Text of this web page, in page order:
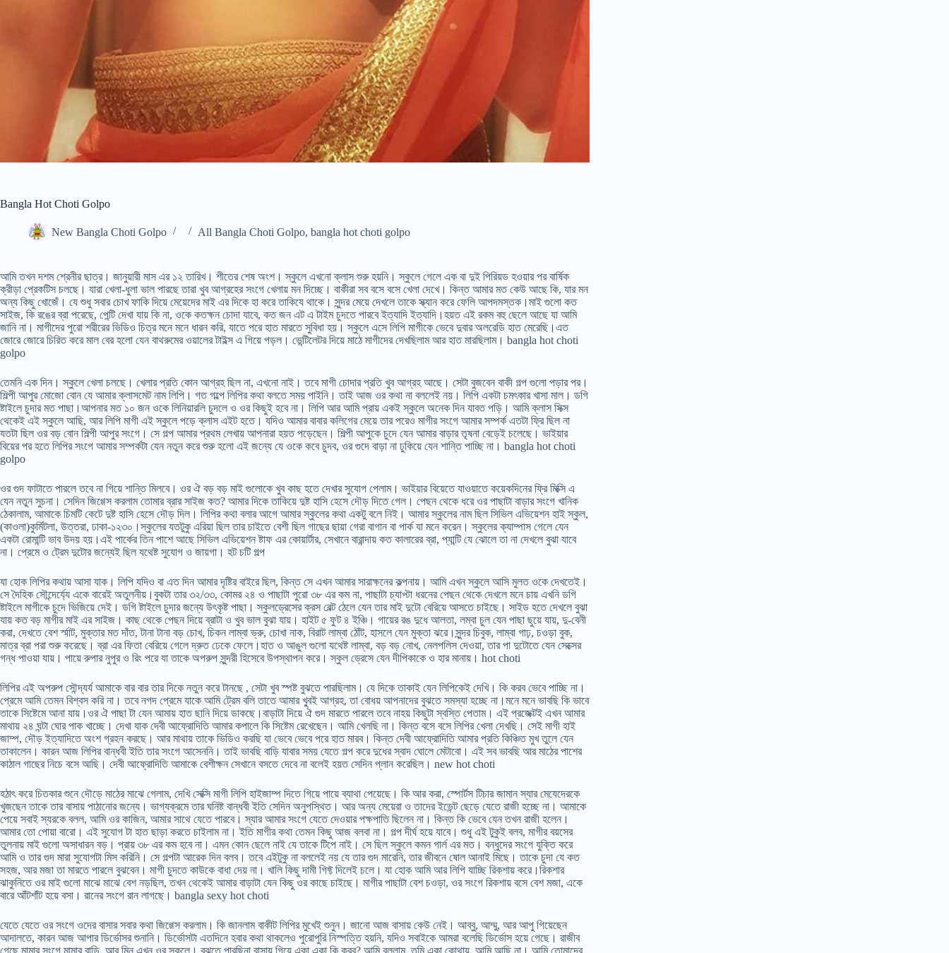
Bangla Hot Choti Golpo
New Bangla Choti Golpo All Bangla Choti Golpo, bangla hot choti golpo
আমি তখন দশম শ্রেনীর ছাত্র। জানুয়ারী মাস এর ১২ তারিখ। শীতের শেষ অংশ। স্কুলে এখনো ক্লাস শুরু হয়নি। স্কুলে গেলে এক বা দুই পিরিয়ড হওয়ার পর বার্ষিক
ক্রীড়া প্রেকটিস চলছে। যারা খেলা-ধুলা ভাল পারছে তারা খুব আগ্রহের সংগে খেলায় মন দিচ্ছে। বাকীরা সব বসে বসে খেলা দেখে। কিন্ত আমার মত কেউ আছে কি, যার মন
অন্য কিছু খোজেঁ। যে শুধু সবার চোখ ফাকি দিয়ে মেয়েদের মাই এর দিকে হা করে তাকিযে থাকে। সুন্দর মেয়ে দেখলে তাকে স্ক্যান করে ফেলি আপদমস্তক।মাই গুলো কত
সাইজ, কি রঙের ব্রা পরেছে, পেন্টি দেখা যায় কি না, ওকে কতক্ষন চোদা যাবে, কত জন এট এ টাইম চুদতে পারবে ইত্যাদি ইত্যাদি।হয়ত এই রকম বহু ছেলে আছে যা আমি
জানি না। মাগীদের পুরো শরীরের ভিডিও চিত্র মনে মনে ধারন করি, যাতে পরে হাত মারতে সুবিধা হয়। স্কুলে এসে লিপি মাগীকে ভেবে দুবার অলরেডি হাত মেরেছি।এত
জোরে জোরে চিরিত করে মাল বের হলো যেন বাথরুমের ওয়ালের টাইল্স এ গিয়ে পড়ল। ভেন্টিলেটর দিয়ে মাঠে মাগীদের দেখছিলাম আর হাত মারছিলাম। bangla hot choti
golpo
তেমনি এক দিন। স্কুলে খেলা চলছে। খেলার প্রতি কোন আগ্রহ ছিল না, এখনো নাই। তবে মাগী চোদার প্রতি খুব আগ্রহ আছে। সেটা বুজবেন বাকী গল্প গুলো পড়ার পর।
শিল্পী আপুর মোজো বোন যে আমার ক্লাসমেট নাম লিপি। গত গল্পে লিপির কথা বলতে সময় পাইনি। তাই আজ ওর কথা না বললেই নয়। লিপি একটা চমৎকার খাসা মাল। ডগি
ষ্টাইলে চুদার মত পাছা।আপনার মত ১০ জন ওকে লিনিয়ারলি চুদলে ও ওর কিছুই হবে না। লিপি আর আমি প্রায় একই স্কুলে অনেক দিন যাবত পড়ি। আমি ক্লাস সিক্স
থেকেই এই স্কুলে আছি, আর লিপি মাগী এই স্কুলে পড়ে ক্লাস এইট হতে। যদিও আমার বাবার কলিগের মেয়ে তার পরেও মাগীর সংগে আমার সম্পর্ক এতটা ফ্রি ছিল না
যতটা ছিল ওর বড় বোন শিল্পী আপুর সংগে। সে গল্প আমার প্রথম লেখায় আপনারা হয়ত পড়েছেন। শিল্পী আপুকে চুদে যেন আমার বাড়ার তৃষনা বেড়েই চলেছে। ভাইয়ার
বিয়ের পর হতে লিপির সংগে আমার সম্পর্কটা যেন নতুন করে শুরু হলো এই জন্যে যে ওকে কবে চুদব, ওর গুদে বাড়া না ঢুকিয়ে যেন শান্তি পাচ্ছি না। bangla hot choti
golpo
ওর গুদ ফাটাতে পারলে তবে না গিয়ে শান্তি মিলবে। ওর ঐ বড় বড় মাই গুলোকে খুব কাছ হতে দেখার সুযোগ পেলাম। ভাইয়ার বিয়েতে যাওয়াতে কয়েকদিনের ফ্রি মিক্সি এ
যেন নতুন সুচনা। সেদিন জিগ্গেস করলাম তোমার ব্রার সাইজ কত? আমার দিকে তাকিয়ে দুষ্ট হাসি হেসে দৌড় দিতে গেল। পেছন থেকে ধরে ওর পাছাটা বাড়ার সংগে খানিক
ঠেকালাম, আমাকে চিমটি কেটে দুষ্ট হাসি হেসে দৌড় দিল। লিপির কথা বলার আগে আমার স্কুলের কথা একটু বলে নিই। আমার স্কুলের নাম ছিল সিভিল এভিয়েশন হাই স্কুল,
(কাওলা)কুর্মিটলা, উত্তরা, ঢাকা-১২৩০।স্কুলের যতটুকু এরিয়া ছিল তার চাইতে বেশী ছিল গাছের ছায়া গেরা বাগান বা পার্ক যা মনে করেন। স্কুলের ক্যাম্পাস গেলে যেন
একটা রোমান্টি ভাব উদয় হয়।এই পার্কের তিন পাশে আছে সিভিল এভিয়েশন ষ্টাফ এর কোয়ার্টার, সেখানে বারান্দায় কত কালারের ব্রা, প্যান্টি যে ঝোলে তা না দেখলে বুঝা যাবে
না। প্রেমে ও ট্রেম দুটোর জন্যেই ছিল যথেষ্ট সুযোগ ও জায়গা। হট চটি গল্প
যা হোক লিপির কথায় আসা যাক। লিপি যদিও বা এত দিন আমার দৃষ্টির বাইরে ছিল, কিন্ত সে এখন আমার সারাক্ষনের কল্পনায়। আমি এখন স্কুলে আসি মুলত ওকে দেখতেই।
সে দৈহিক সৌন্দের্য্যে একে বারেই অতুলনীয়।বুকটা তার ৩২/৩৩, কোমর ২৪ ও পাছাটা পুরো ৩৮ এর কম না, পাছাটা চ্যাপ্টা ধরনের পেছন থেকে দেখলে মনে চায় এখনি ডগি
ষ্টাইলে মাগীকে চুদে ভিজিয়ে দেই। ডগি ষ্টাইলে চুদার জন্যে উৎকৃষ্ট পাছা। স্কুলড্রেসের ক্রস বেল্ট ঠেলে যেন তার মাই দুটো বেরিয়ে আসতে চাইছে। সাইড হতে দেখলে বুঝা
যায় কত বড় মাগীর মাই এর সাইজ। কাছ থেকে পেছন দিয়ে ব্রাটা ও খুব ভাল বুঝা যায়। হাইট ৫ ফুট ৪ ইঞ্চি। গায়ের রঙ দুধে আলতা, লম্বা চুল যেন পাছা ছুয়ে যায়, দু-বেনী
করা, দেখতে বেশ র্স্মাট, মুক্তার মত দাঁত, টানা টানা বড় চোখ, চিকন লাম্বা ভ্রু, চোখা নাক, বিরাট লাম্বা ঠোঁট, হাসলে যেন মুক্তা ঝরে।সুন্দর চিবুক, লাম্বা গাঢ়, চওড়া বুক,
মাত্র ব্রা পরা শুরু করেছে। ব্রা এর ফিতা বেরিয়ে গেলে দ্রুত ঢেকে ফেলে।হাত ও আঙুল গুলো যথেষ্ট লাম্বা, বড় বড় নোখ, নেলপলিস দেওয়া, তার পা দুটোতে যেন সেক্সের
গন্ধ পাওয়া যায়। পায়ে রুপার নুপুর ও রিং পরে যা তাকে অপরুপ সুন্দরী হিসেবে উপস্থাপন করে। স্কুল ড্রেসে যেন দীপিকাকে ও হার মানায়। hot choti
লিপির এই অপরুপ সৌন্দ্যর্য আমাকে বার বার তার দিকে নতুন করে টানছে , সেটা খুব স্পষ্ট বুঝতে পারছিলাম। যে দিকে তাকাই যেন লিপিকেই দেখি। কি করব ভেবে পাচ্ছি না।
প্রেমে আমি তেমন বিশ্বস করি না। তবে নগদ প্রেমে যাকে আমি ট্রেম বলি তাতে আমার খু্বই আগ্রহ, তা বোধয় আপনাদের বুঝতে সমস্যা হচ্ছে না।মনে মনে ভাবছি কি ভাবে
তাকে সিষ্টেমে আনা যায়।ওর ঐ পাছা টা যেন আমায় হাত ছানি দিয়ে ডাকছে।বাড়াটা দিয়ে ঐ গুদ মারতে পারলে তবে নাহয় কিছুটা স্বস্তি পেতাম। এই প্রজেক্টই এখন আমার
মাথায় ২৪ ঘন্টা ঘোর পাক খাচ্ছে। দেখা যাক দেবী আফ্রোদিতি আমার কপালে কি সিষ্টেম রেখেছেন। আমি খেলছি না। কিন্ত বসে বসে লিপির খেলা দেখছি। সেই মাগী হাই
জাম্প, দৌড় ইত্যাদিতে অংশ গ্রহন করছে। আর মাথায় তাকে ভিডিও করছি যা ভেবে ভেবে পরে হাত মারব। কিন্ত দেবী আফ্রোদিতি আমার প্রতি কিঞ্চিত মুখ তুলে যেন
তাকালেন। কারন আজ লিপির বান্ধবী ইতি তার সংগে আসেননি। তাই ভাবছি বাড়ি যাবার সময় যেতে গল্প করে দুধের স্বাদ ঘোলে মেটাবো। এই সব ভাবছি আর মাঠের পাশের
কাঠাল গাছের নিচে বসে আছি। দেবী আফ্রোদিতি আমাকে বেশীক্ষন সেখানে বসতে দেবে না বলেই হয়ত সেদিন প্লান করেছিল। new hot choti
হঠাৎ করে চিতকার শুনে দৌড়ে মাঠের মাঝে গেলাম, দেখি সেক্সি মাগী লিপি হাইজাম্প দিতে গিয়ে পায়ে ব্যাথা পেয়েছে। কি আর করা, স্পোর্টস টিচার জামান স্যার মেযেদেরকে
খুজছেন তাকে তার বাসায় পাঠানোর জন্যে। ভাগ্যক্রমে তার ঘনিষ্ট বান্ধবী ইতি সেদিন অনুপস্থিত। আর অন্য মেয়েরা ও তাদের ইভেন্ট ছেড়ে যেতে রাজী হচ্ছে না। আমাকে
পেয়ে সবাই স্যরকে বলল, আমি ওর কাজিন, আমার সাথে যেতে পারবে। স্যার আমার সংগে যেতে দেওয়ার পক্ষপাতি ছিলেন না। কিন্ত কি ভেবে যেন তখন রাজী হলেন।
আমার তো পোয়া বারো। এই সুযোগ টা হাত ছাড়া করতে চাইলাম না। ইতি মাগীর কথা তেমন কিছু আজ বলবা না। গল্প দীর্ঘ হয়ে যাবে। শুধু এই টুকুই বলব, মাগীর বয়সের
তুলনায় মাই গুলো অসাধারন বড়। প্রায় ৩৮ এর কম হবে না। এমন কোন ছেলে নাই যে তাকে টিপে নাই। সে ছিল স্কুলে কমন গার্ল এর মত। বন্ধুদের সংগে যুক্তি করে
আমি ও তার গুদ মারা সুযোগটা মিস করিনি। সে গল্পটা আরেক দিন বলব। তবে এইটুকু না বললেই নয় যে তার গুদ মারেনি, তার জীবনে ষোল আনাই মিছে। তাকে চুদা যে কত
সহজ, আর মজা তা মারতে পারলে বুঝবেন। মাগী চুদতে কাউকে বাধা দেয় না। খালি কিছু দামী গিফ্ট দিলেই চলে। যা হোক আমি আর লিপি যাচ্ছি রিকশায় করে।রিকশার
ঝাকুনিতে ওর মাই গুলো মাঝে মাঝে বেশ নড়ছিল, তখন থেকেই আমার বাড়াটা যেন কিছু ওর কাছে চাইছে। মাগীর পাছাটা বেশ চওড়া, ওর সংগে রিকশায় বসে বেশ মজা, একে
বারে আঁটশাঁট হয়ে বসা। রানের সংগে রান লাগছে। bangla sexy hot choti
যেতে যেতে ওর সংগে ওদের বাসার সবার কথা জিগ্গেস করলাম। কি জানলাম বাকীট লিপির মুখেই শুনুন। জানো আজ বাসায় কেউ নেই। আব্বু, আম্মু, আর আপু গিয়েছেন
আদালতে, কারন আজ আপার ডির্ভোসর শুনানি। ডির্ভোসটা এতদিনে হবার কথা থাকলেও পুরোপুরি নিস্পত্তি হয়নি, যদিও সবাইকে আমরা বলেছি ডির্ভোস হয়ে গেছে। রাজীব
গেছে মামার সংগে মামার বাড়ি, আর মিনু এখন ওর স্কুলে। বুঝতে পারছিনা বাসায় গিয়ে একা একা কি করব? আমি বললাম, তুমি একা কোথায়, আমি আছি না। আমি তোমাদের